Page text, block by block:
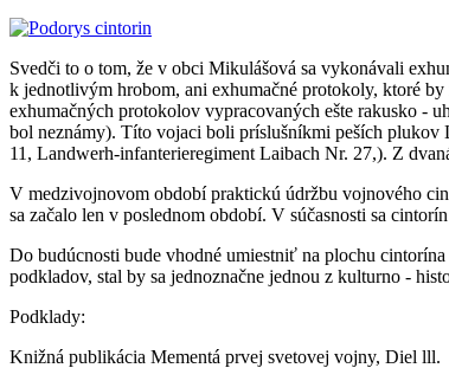
Svedči to o tom, že v obci Mikulášová sa vykonávali
k jednotlivým hrobom, ani exhumačné protokoly, ktoré
exhumačných protokolov vypracovaných ešte rakusko -
bol neznámy). Títo vojaci boli príslušníkmi peších plukov
11, Landwerh-infanterieregiment Laibach Nr. 27,). Z
V medzivojnovom období praktickú údržbu vojnového
sa začalo len v poslednom období. V súčasnosti sa
Do budúcnosti bude vhodné umiestniť na plochu
podkladov, stal by sa jednoznačne jednou z kulturno -
Podklady:
Knižná publikácia Mementá prvej svetovej vojny, Diel lll.